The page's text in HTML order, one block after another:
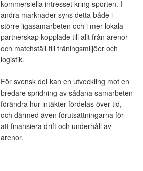
kommersiella intresset kring sporten. I
andra marknader syns detta både i
större ligasamarbeten och i mer lokala
partnerskap kopplade till allt från arenor
och matchställ till träningsmiljöer och
logistik.
För svensk del kan en utveckling mot en
bredare spridning av sådana samarbeten
förändra hur intäkter fördelas över tid,
och därmed även förutsättningarna för
att finansiera drift och underhåll av
arenor.